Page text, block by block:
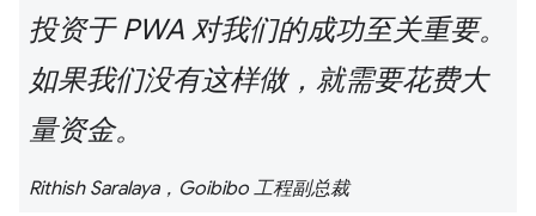
投资于 PWA 对我们的成功至关重要。
如果我们没有这样做，就需要花费大
量资金。
Rithish Saralaya，Goibibo 工程副总裁